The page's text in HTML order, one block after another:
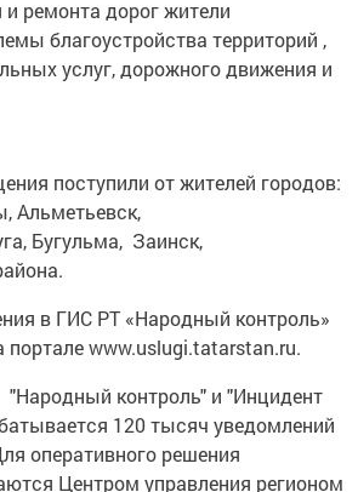
ремонта дорог жители
благоустройства территорий ,
услуг, дорожного движения и
поступили от жителей городов:
Альметьевск,
Бугульма, Заинск,
в ГИС РТ «Народный контроль»
www.uslugi.tatarstan.ru.
контроль" и "Инцидент
120 тысяч уведомлений
оперативного решения
Центром управления регионом